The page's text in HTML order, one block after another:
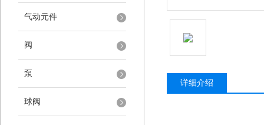
气动元件
阀
泵
球阀
详细介绍